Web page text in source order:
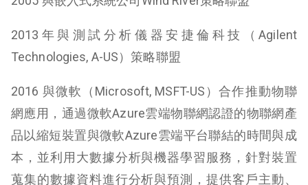
2013年與測試分析儀器安捷倫科技（Agilent
Technologies, A-US）策略聯盟
2016 與微軟（Microsoft, MSFT-US）合作推動物聯
網應用，通過微軟Azure雲端物聯網認證的物聯網產
品以縮短裝置與微軟Azure雲端平台聯結的時間與成
本，並利用大數據分析與機器學習服務，針對裝置
蒐集的數據資料進行分析與預測，提供客戶主動、